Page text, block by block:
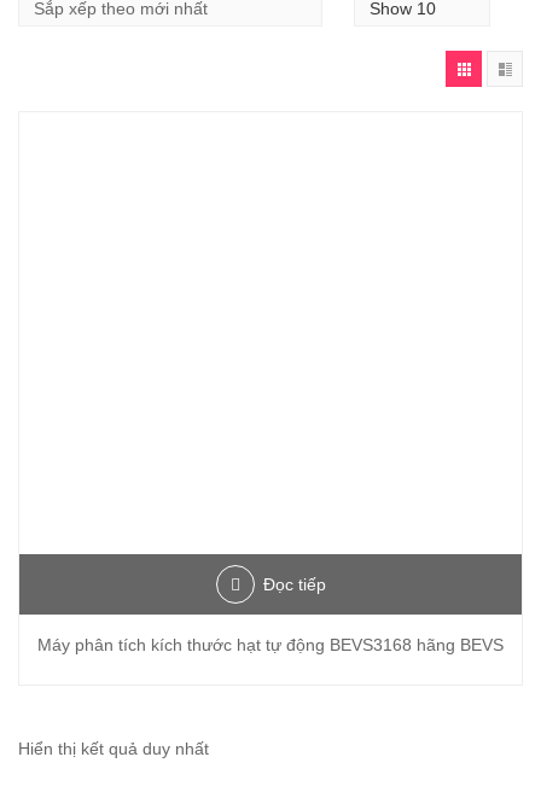
Đọc tiếp
Máy phân tích kích thước hạt tự động BEVS3168 hãng BEVS
Hiển thị kết quả duy nhất